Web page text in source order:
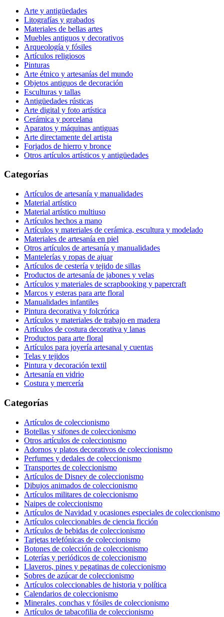
Arte y antigüedades
Litografías y grabados
Materiales de bellas artes
Muebles antiguos y decorativos
Arqueología y fósiles
Artículos religiosos
Pinturas
Arte étnico y artesanías del mundo
Objetos antiguos de decoración
Esculturas y tallas
Antigüedades rústicas
Arte digital y foto artística
Cerámica y porcelana
Aparatos y máquinas antiguas
Arte directamente del artista
Forjados de hierro y bronce
Otros artículos artísticos y antigüedades
Categorías
Artículos de artesanía y manualidades
Material artístico
Material artístico multiuso
Artículos hechos a mano
Artículos y materiales de cerámica, escultura y modelado
Materiales de artesanía en piel
Otros artículos de artesanía y manualidades
Mantelerías y ropas de ajuar
Artículos de cestería y tejido de sillas
Productos de artesanía de jabones y velas
Artículos y materiales de scrapbooking y papercraft
Marcos y esteras para arte floral
Manualidades infantiles
Pintura decorativa y folcrórica
Artículos y materiales de trabajo en madera
Artículos de costura decorativa y lanas
Productos para arte floral
Artículos para joyería artesanal y cuentas
Telas y tejidos
Pintura y decoración textil
Artesanía en vidrio
Costura y mercería
Categorías
Artículos de coleccionismo
Botellas y sifones de coleccionismo
Otros artículos de coleccionismo
Adornos y platos decorativos de coleccionismo
Perfumes y dedales de coleccionismo
Transportes de coleccionismo
Artículos de Disney de coleccionismo
Dibujos animados de coleccionismo
Artículos militares de coleccionismo
Naipes de coleccionismo
Artículos de Navidad y ocasiones especiales de coleccionismo
Artículos coleccionables de ciencia ficción
Artículos de bebidas de coleccionismo
Tarjetas telefónicas de coleccionismo
Botones de colección de coleccionismo
Loterías y periódicos de coleccionismo
Llaveros, pines y pegatinas de coleccionismo
Sobres de azúcar de coleccionismo
Artículos coleccionables de historia y política
Calendarios de coleccionismo
Minerales, conchas y fósiles de coleccionismo
Artículos de tabacofilia de coleccionismo